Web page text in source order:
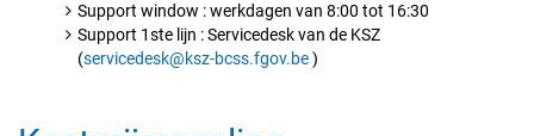
Support window : werkdagen van 8:00 tot 16:30
Support 1ste lijn : Servicedesk van de KSZ
(servicedesk@ksz-bcss.fgov.be)